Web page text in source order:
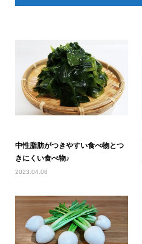
中性脂肪がつきやすい食べ物とつ
きにくい食べ物♪
2023.04.08